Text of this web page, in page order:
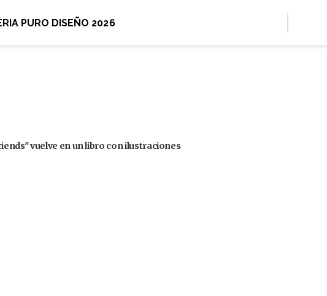
PURO DISEÑO 2026
vuelve en un libro con ilustraciones